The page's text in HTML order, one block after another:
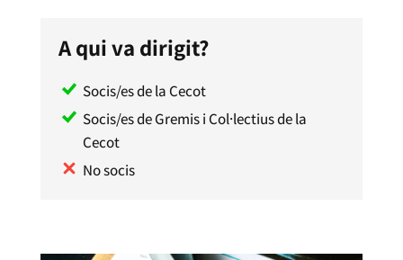
A qui va dirigit?
Socis/es de la Cecot
Socis/es de Gremis i Col·lectius de la
Cecot
No socis